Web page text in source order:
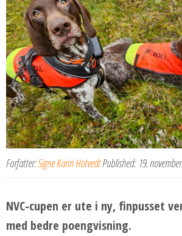
Forfatter:Signe Karin HotvedtPublished: 19.
NVC-cupen er ute i ny, finpusset
med bedre poengvisning.